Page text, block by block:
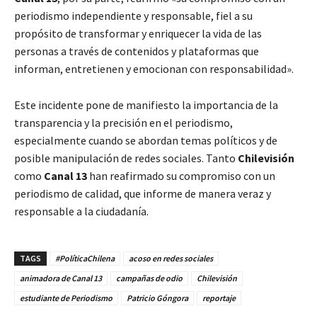
periodismo independiente y responsable, fiel a su
propósito de transformar y enriquecer la vida de las
personas a través de contenidos y plataformas que
informan, entretienen y emocionan con responsabilidad».
Este incidente pone de manifiesto la importancia de la
transparencia y la precisión en el periodismo,
especialmente cuando se abordan temas políticos y de
posible manipulación de redes sociales. Tanto Chilevisión
como Canal 13 han reafirmado su compromiso con un
periodismo de calidad, que informe de manera veraz y
responsable a la ciudadanía.
TAGS #PolíticaChilena
acoso en redes sociales
animadora de Canal 13
campañas de odio
Chilevisión
estudiante de Periodismo
Patricio Góngora
reportaje